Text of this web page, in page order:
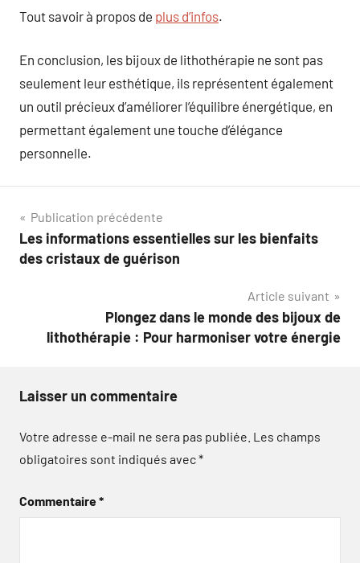
Tout savoir à propos de plus d’infos.
En conclusion, les bijoux de lithothérapie ne sont pas
seulement leur esthétique, ils représentent également
un outil précieux d’améliorer l’équilibre énergétique, en
permettant également une touche d’élégance
personnelle.
Navigation
de
Publication précédente
Les informations essentielles sur les bienfaits
des cristaux de guérison
Article suivant
Plongez dans le monde des bijoux de
lithothérapie : Pour harmoniser votre énergie
Laisser un commentaire
Votre adresse e-mail ne sera pas publiée. Les champs
obligatoires sont indiqués avec*
Commentaire*